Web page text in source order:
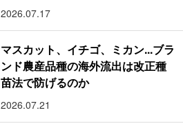
2026.07.17
マスカット、イチゴ、ミカン...ブラ
ンド農産品種の海外流出は改正種
苗法で防げるのか
2026.07.21